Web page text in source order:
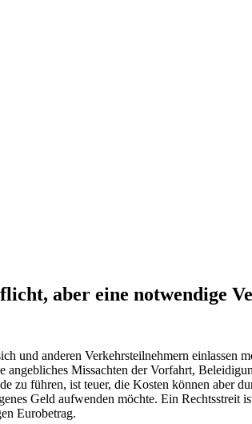
aber eine notwendige
und anderen Verkehrsteilnehmern einlassen
Missachten der Vorfahrt,
zu führen, ist teuer, die Kosten können aber
Geld aufwenden möchte. Ein Rechtsstreit
Eurobetrag.